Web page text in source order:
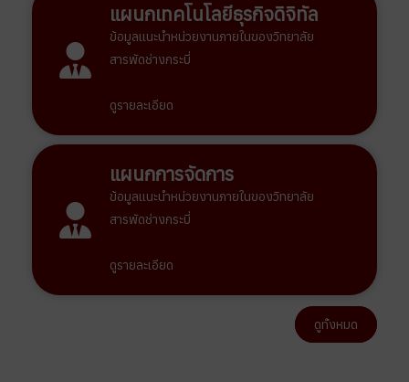
แผนกเทคโนโลยีธุรกิจดิจิทัล
ข้อมูลแนะนำหน่วยงานภายในของวิทยาลัย
สารพัดช่างกระบี่
ดูรายละเอียด
แผนกการจัดการ
ข้อมูลแนะนำหน่วยงานภายในของวิทยาลัย
สารพัดช่างกระบี่
ดูรายละเอียด
ดูทั้งหมด